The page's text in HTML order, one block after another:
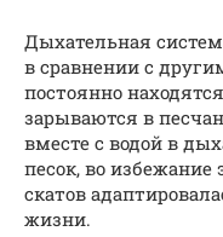
Дыхательная
в сравнении с
постоянно
зарываются в
вместе с водой в
песок, во избежание
скатов
жизни.